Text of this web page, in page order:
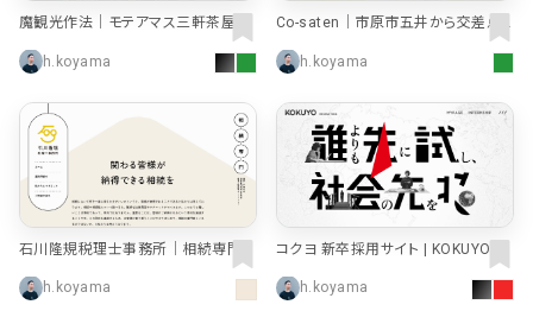
魔観光作法｜モテアマス三軒茶屋デ
h.koyama
Co-saten｜市原市五井から交差点
h.koyama
石川隆規税理士事務所｜相続専門｜
h.koyama
コクヨ 新卒採用サイト | KOKUYO R
h.koyama